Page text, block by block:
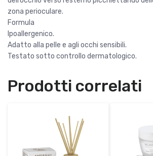
zona perioculare.
Formula
Ipoallergenico.
Adatto alla pelle e agli occhi sensibili.
Testato sotto controllo dermatologico.
Prodotti correlati